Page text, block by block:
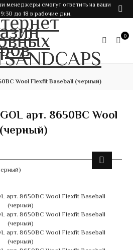
менеджеры смогут ответить на ваши
до 18 в рабочие дни.
0
Wool Flexfit Baseball (черный)
арт. 8650BC Wool